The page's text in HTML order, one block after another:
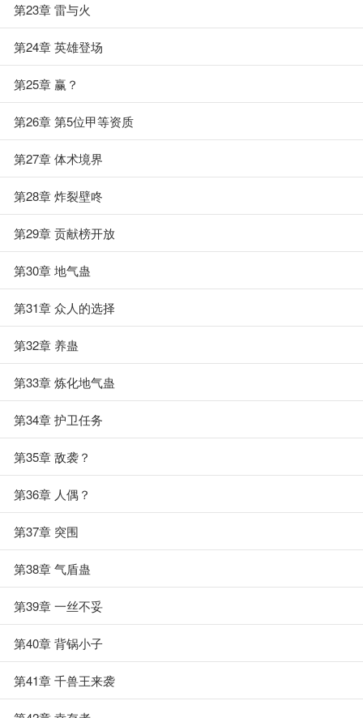
第23章 雷与火
第24章 英雄登场
第25章 赢？
第26章 第5位甲等资质
第27章 体术境界
第28章 炸裂壁咚
第29章 贡献榜开放
第30章 地气蛊
第31章 众人的选择
第32章 养蛊
第33章 炼化地气蛊
第34章 护卫任务
第35章 敌袭？
第36章 人偶？
第37章 突围
第38章 气盾蛊
第39章 一丝不妥
第40章 背锅小子
第41章 千兽王来袭